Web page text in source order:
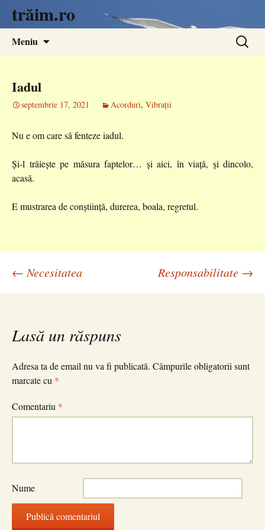
trăim.ro
Meniu
Caută
după:
Iadul
septembrie 17, 2021 Acorduri, Vibrații
Nu e om care să fenteze iadul.
Și-l trăiește pe măsura faptelor… și aici, în viață, și dincolo,
acasă.
E mustrarea de conștiință, durerea, boala, regretul.
Navigare
articole
← Necesitatea Responsabilitate →
Lasă un răspuns
Adresa ta de email nu va fi publicată. Câmpurile obligatorii sunt
marcate cu *
Comentariu *
Nume